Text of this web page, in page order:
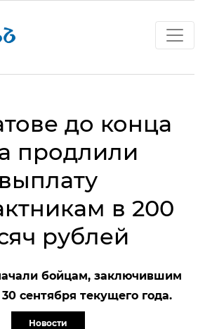
до конца
продлили
выплату
в 200
рублей
бойцам, заключившим
сентября текущего года.
Новости